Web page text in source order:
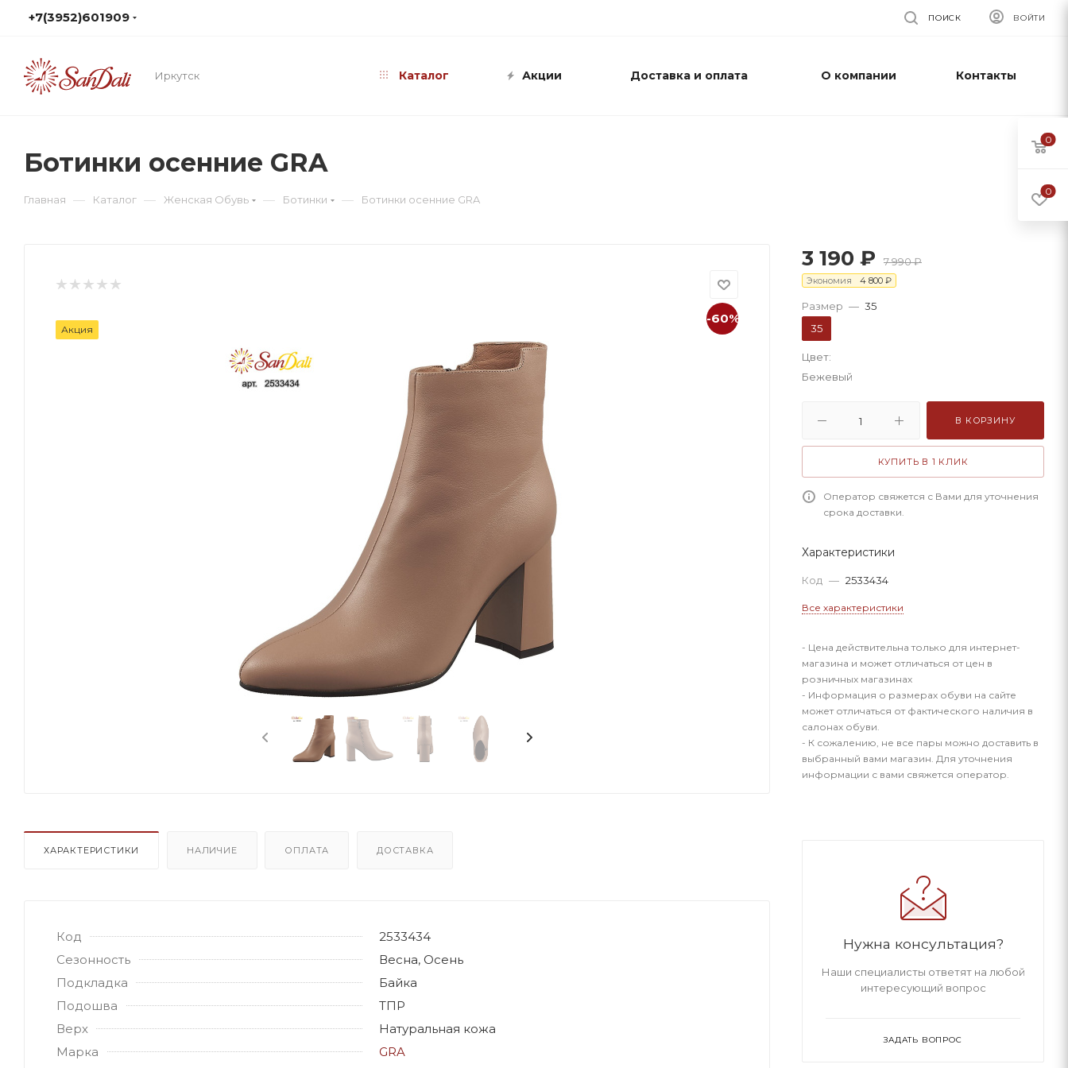
+7(3952)601909 ВОЙТИ
ПОИСК
Иркутск Каталог Акции Доставка и оплата О компании Контакты
Ботинки осенние GRA
Главная — Каталог — Женская Обувь — Ботинки — Ботинки осенние GRA
-60%
Акция
ХАРАКТЕРИСТИКИ НАЛИЧИЕ ОПЛАТА ДОСТАВКА
Код
2533434
Сезонность
Весна, Осень
Подкладка
Байка
Подошва
ТПР
Верх
Натуральная кожа
Марка
GRA
3 190 ₽ 7 990₽
Экономия 4 800 ₽
Размер — 35
35
Цвет:
Бежевый
В КОРЗИНУ
КУПИТЬ В 1 КЛИК
Оператор свяжется с Вами для уточнения
срока доставки.
Характеристики
Код — 2533434
Все характеристики
- Цена действительна только для интернет-
магазина и может отличаться от цен в
розничных магазинах
- Информация о размерах обуви на сайте
может отличаться от фактического наличия в
салонах обуви.
- К сожалению, не все пары можно доставить в
выбранный вами магазин. Для уточнения
информации с вами свяжется оператор.
Нужна консультация?
Наши специалисты ответят на любой
интересующий вопрос
ЗАДАТЬ ВОПРОС
0
0